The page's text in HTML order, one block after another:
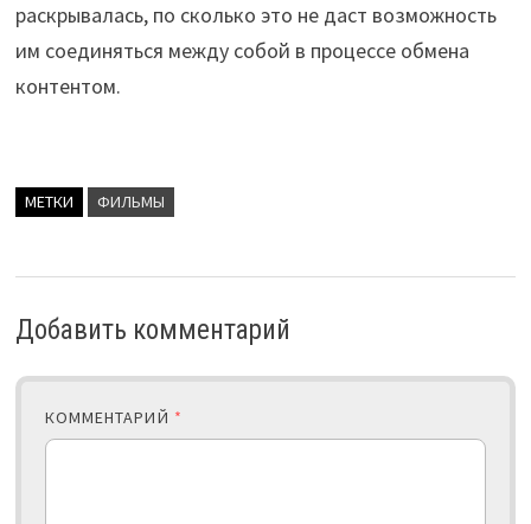
раскрывалась, по сколько это не даст возможность
им соединяться между собой в процессе обмена
контентом.
МЕТКИ ФИЛЬМЫ
Добавить комментарий
КОММЕНТАРИЙ *